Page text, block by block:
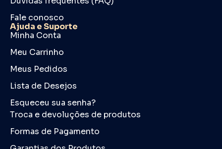
Fale conosco
Ajuda e Suporte
Minha Conta
Meu Carrinho
Meus Pedidos
Lista de Desejos
Esqueceu sua senha?
Troca e devoluções de produtos
Formas de Pagamento